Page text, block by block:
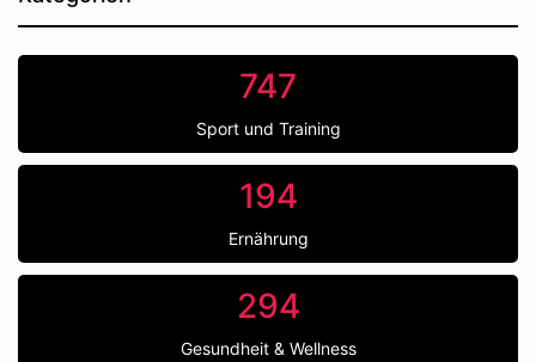
747
Sport und Training
194
Ernährung
294
Gesundheit & Wellness